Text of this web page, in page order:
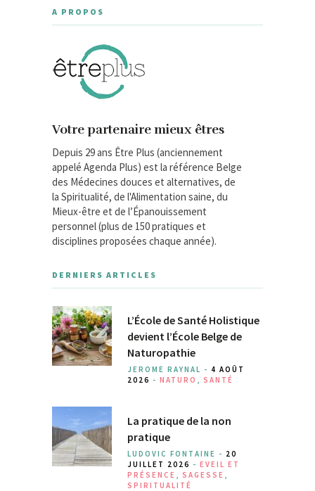
A PROPOS
Votre partenaire mieux êtres
Depuis 29 ans Être Plus (anciennement
appelé Agenda Plus) est la référence Belge
des Médecines douces et alternatives, de
la Spiritualité, de l'Alimentation saine, du
Mieux-être et de l’Épanouissement
personnel (plus de 150 pratiques et
disciplines proposées chaque année).
DERNIERS ARTICLES
L’École de Santé Holistique
devient l’École Belge de
Naturopathie
JEROME RAYNAL - 4 AOÛT
2026 - NATURO , SANTÉ
La pratique de la non
pratique
LUDOVIC FONTAINE - 20
JUILLET 2026 - EVEIL ET
PRÉSENCE , SAGESSE ,
SPIRITUALITÉ